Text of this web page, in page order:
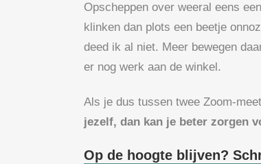
Opscheppen over weeral eens
klinken dan plots een beetje
deed ik al niet. Meer bewegen
er nog werk aan de winkel.
Als je dus tussen twee Zoom-
jezelf, dan kan je beter zorgen
Op de hoogte blijven?